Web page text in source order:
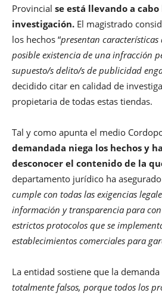
Provincial se está llevando a
investigación. El magistrado
los hechos “presentan
posible existencia de una infracción
supuesto/s delito/s de publicidad
decidido citar en calidad de
propietaria de todas estas tiendas.
Tal y como apunta el medio
demandada niega los hechos y
desconocer el contenido de la
departamento jurídico ha asegurado
cumple con todas las exigencias
información y transparencia para
estrictos protocolos que se
establecimientos comerciales para
La entidad sostiene que la demanda
totalmente falsos, porque todos los